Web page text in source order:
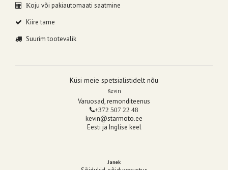
Koju või pakiautomaati saatmine
Kiire tarne
Suurim tootevalik
Küsi meie spetsialistidelt nõu
Kevin
Varuosad, remonditeenus
+372 507 22 48
kevin@starmoto.ee
Eesti ja Inglise keel
Janek